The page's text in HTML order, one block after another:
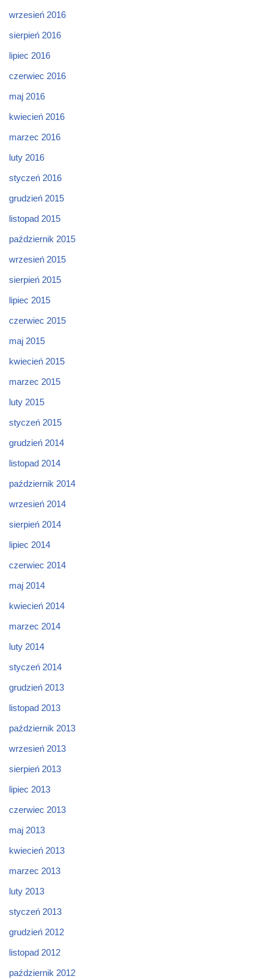
wrzesień 2016
sierpień 2016
lipiec 2016
czerwiec 2016
maj 2016
kwiecień 2016
marzec 2016
luty 2016
styczeń 2016
grudzień 2015
listopad 2015
październik 2015
wrzesień 2015
sierpień 2015
lipiec 2015
czerwiec 2015
maj 2015
kwiecień 2015
marzec 2015
luty 2015
styczeń 2015
grudzień 2014
listopad 2014
październik 2014
wrzesień 2014
sierpień 2014
lipiec 2014
czerwiec 2014
maj 2014
kwiecień 2014
marzec 2014
luty 2014
styczeń 2014
grudzień 2013
listopad 2013
październik 2013
wrzesień 2013
sierpień 2013
lipiec 2013
czerwiec 2013
maj 2013
kwiecień 2013
marzec 2013
luty 2013
styczeń 2013
grudzień 2012
listopad 2012
październik 2012